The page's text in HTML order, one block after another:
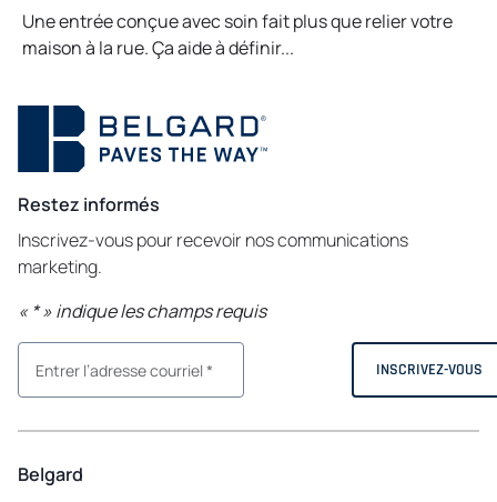
Une entrée conçue avec soin fait plus que relier votre
maison à la rue. Ça aide à définir...
Restez informés
Inscrivez-vous pour recevoir nos communications
marketing.
« *» indique les champs requis
Belgard